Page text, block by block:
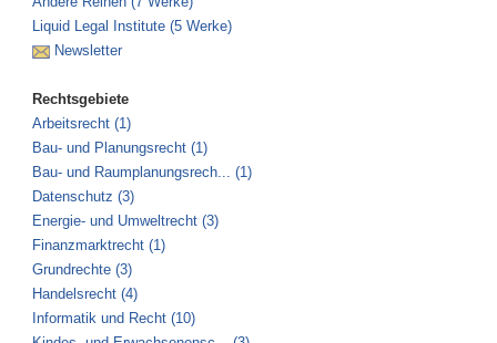
Liquid Legal Institute (5 Werke)
Newsletter
Rechtsgebiete
Arbeitsrecht (1)
Bau- und Planungsrecht (1)
Bau- und Raumplanungsrech... (1)
Datenschutz (3)
Energie- und Umweltrecht (3)
Finanzmarktrecht (1)
Grundrechte (3)
Handelsrecht (4)
Informatik und Recht (10)